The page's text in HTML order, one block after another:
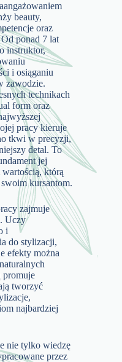
beauty,
oraz
ponad 7 lat
instruktor,
i osiąganiu
zawodzie.
technikach
form oraz
pracy kieruje
tkwi w precyzji,
detal. To
jej
którą
kursantom.
zajmuje
Uczy
i
do stylizacji,
efekty można
promuje
tworzyć
najbardziej
nie tylko wiedzę
przez